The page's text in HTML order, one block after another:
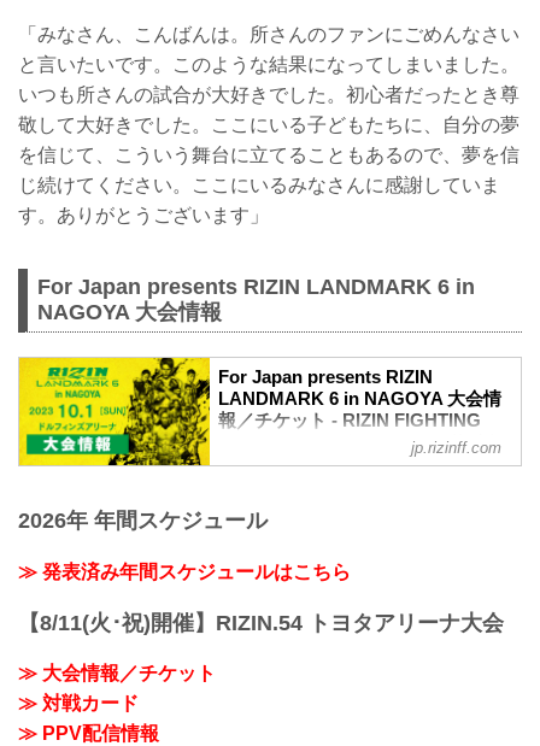
「みなさん、こんばんは。所さんのファンにごめんなさい
と言いたいです。このような結果になってしまいました。
いつも所さんの試合が大好きでした。初心者だったとき尊
敬して大好きでした。ここにいる子どもたちに、自分の夢
を信じて、こういう舞台に立てることもあるので、夢を信
じ続けてください。ここにいるみなさんに感謝していま
す。ありがとうございます」
For Japan presents RIZIN LANDMARK 6 in
NAGOYA 大会情報
For Japan presents RIZIN
LANDMARK 6 in NAGOYA 大会情
報／チケット - RIZIN FIGHTING
FEDERATION オフィシャルサイト
NAGOYA
For Japan presents RIZIN LANDMARK 6
in NAGOYA大会概要
2023年10月1日（日）11:30開場 / 13:00開
jp.rizinff.com
2026年 年間スケジュール
≫ 発表済み年間スケジュールはこちら
【8/11(火･祝)開催】RIZIN.54 トヨタアリーナ大会
≫ 大会情報／チケット
≫ 対戦カード
≫ PPV配信情報